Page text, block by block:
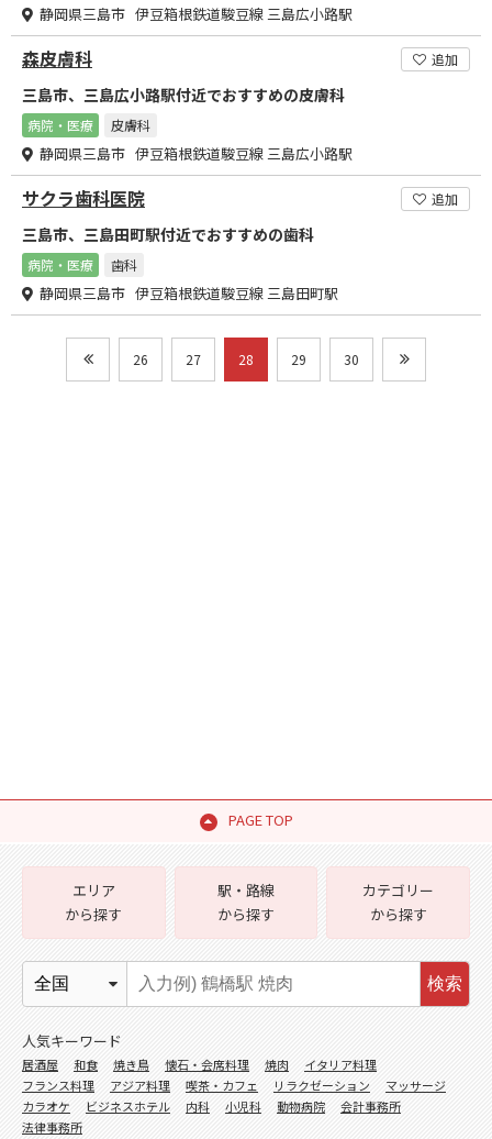
静岡県三島市 伊豆箱根鉄道駿豆線 三島広小路駅
森皮膚科 追加
三島市、三島広小路駅付近でおすすめの皮膚科
病院・医療 皮膚科
静岡県三島市 伊豆箱根鉄道駿豆線 三島広小路駅
サクラ歯科医院 追加
三島市、三島田町駅付近でおすすめの歯科
病院・医療 歯科
静岡県三島市 伊豆箱根鉄道駿豆線 三島田町駅
26 27 28 29 30
PAGE TOP
エリア
から探す
駅・路線
から探す
カテゴリー
から探す
検索
人気キーワード
居酒屋 和食 焼き鳥 懐石・会席料理 焼肉
イタリア料理
フランス料理
アジア料理 喫茶・カフェ リラクゼーション
マッサージ
カラオケ
ビジネスホテル 内科 小児科 動物病院
会計事務所
法律事務所